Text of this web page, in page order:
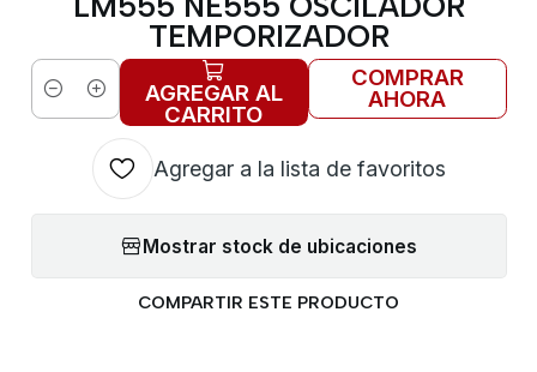
TEMPORIZADOR
Cantidad AGREGAR AL
CARRITO
COMPRAR
AHORA
Agregar a la lista de favoritos
Mostrar stock de ubicaciones
COMPARTIR ESTE PRODUCTO